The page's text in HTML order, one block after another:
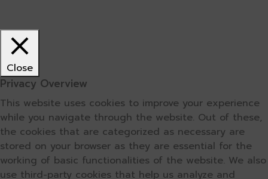
Close
Privacy Overview
This website uses cookies to improve your experience
while you navigate through the website. Out of these,
the cookies that are categorized as necessary are
stored on your browser as they are essential for the
working of basic functionalities of the website. We also
use third-party cookies that help us analyze and